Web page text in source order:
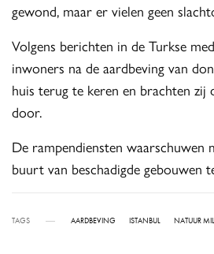
gewond, maar er vielen geen
Volgens berichten in de Turkse
inwoners na de aardbeving van
huis terug te keren en brachten zij
door.
De rampendiensten waarschuwen
buurt van beschadigde gebouwen
TAGS AARDBEVING ISTANBUL NATUUR